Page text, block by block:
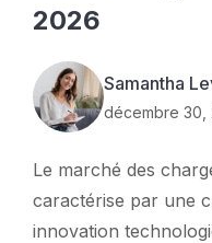
2026
Samantha
décembre 30,
Le marché des
caractérise par une
innovation